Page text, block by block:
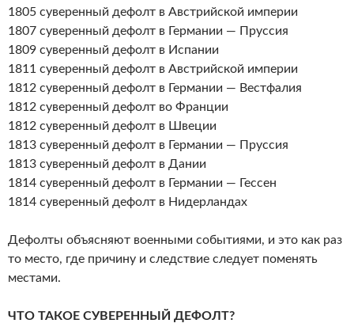
1805 суверенный дефолт в Австрийской империи
1807 суверенный дефолт в Германии — Пруссия
1809 суверенный дефолт в Испании
1811 суверенный дефолт в Австрийской империи
1812 суверенный дефолт в Германии — Вестфалия
1812 суверенный дефолт во Франции
1812 суверенный дефолт в Швеции
1813 суверенный дефолт в Германии — Пруссия
1813 суверенный дефолт в Дании
1814 суверенный дефолт в Германии — Гессен
1814 суверенный дефолт в Нидерландах
Дефолты объясняют военными событиями, и это как раз
то место, где причину и следствие следует поменять
местами.
ЧТО ТАКОЕ СУВЕРЕННЫЙ ДЕФОЛТ?